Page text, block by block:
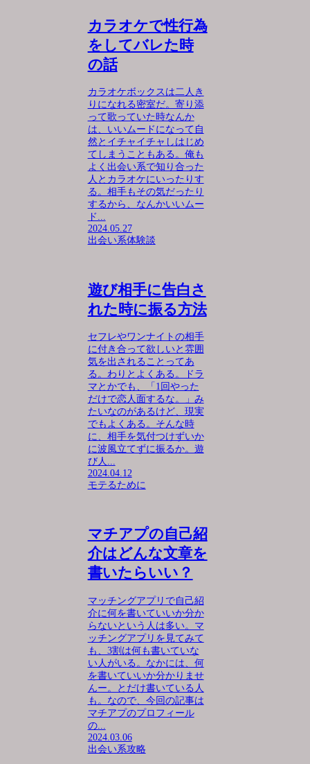
カラオケで性行為
をしてバレた時
の話
カラオケボックスは二人き
りになれる密室だ。寄り添
って歌っていた時なんか
は、いいムードになって自
然とイチャイチャしはじめ
てしまうこともある。俺も
よく出会い系で知り合った
人とカラオケにいったりす
る。相手もその気だったり
するから、なんかいいムー
ド...
2024.05.27
出会い系体験談
遊び相手に告白さ
れた時に振る方法
セフレやワンナイトの相手
に付き合って欲しいと雰囲
気を出されることってあ
る。わりとよくある。ドラ
マとかでも、「1回やった
だけで恋人面するな。」み
たいなのがあるけど、現実
でもよくある。そんな時
に、相手を気付つけずいか
に波風立てずに振るか。遊
び人...
2024.04.12
モテるために
マチアプの自己紹
介はどんな文章を
書いたらいい？
マッチングアプリで自己紹
介に何を書いていいか分か
らないという人は多い。マ
ッチングアプリを見てみて
も、3割は何も書いていな
い人がいる。なかには、何
を書いていいか分かりませ
んー。とだけ書いている人
も。なので、今回の記事は
マチアプのプロフィール
の...
2024.03.06
出会い系攻略